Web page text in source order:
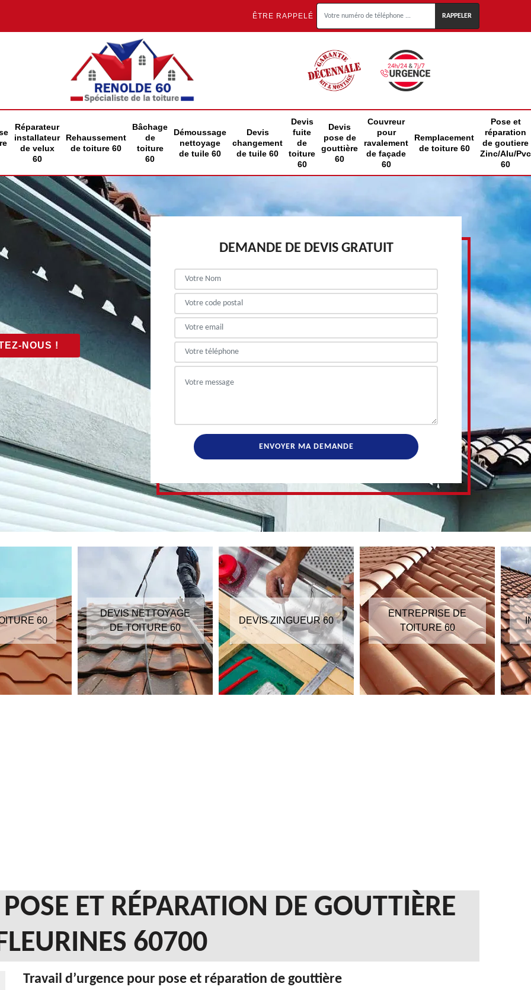
ÊTRE RAPPELÉ
Réparateur
installateur
de velux
60
Rehaussement
de toiture 60
Bâchage
de
toiture
60
Démoussage
nettoyage
de tuile 60
Devis
changement
de tuile 60
Devis
fuite
de
toiture
60
Devis
pose de
gouttière
60
Couvreur
pour
ravalement
de façade
60
Remplacement
de toiture 60
Pose et
réparation
de goutiere
Zinc/Alu/Pvc
60
NOUS !
DEMANDE DE DEVIS GRATUIT
60
DEVIS NETTOYAGE
DE TOITURE 60
DEVIS ZINGUEUR 60
ENTREPRISE DE
TOITURE 60
ET RÉPARATION DE GOUTTIÈRE
60700
Travail d’urgence pour pose et réparation de gouttière